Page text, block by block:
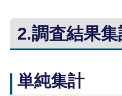
2.調査結果
単純集計